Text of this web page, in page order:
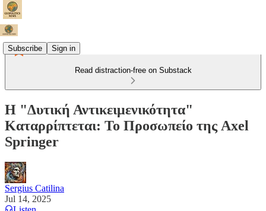
Subscribe Sign in
Read distraction-free on Substack
Η "Δυτική Αντικειμενικότητα"
Καταρρίπτεται: Το Προσωπείο της Axel
Springer
Sergius Catilina
Jul 14, 2025